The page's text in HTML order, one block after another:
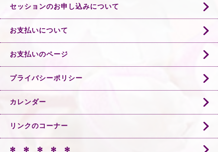
セッションのお申し込みについて
お支払いについて
お支払いのページ
プライバシーポリシー
カレンダー
リンクのコーナー
✻ ✻ ✻ ✻ ✻